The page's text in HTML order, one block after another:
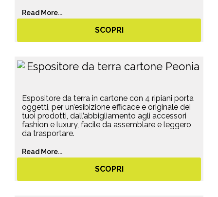
Read More...
SCOPRI
Espositore da terra in cartone con 4 ripiani porta
oggetti, per un’esibizione efficace e originale dei
tuoi prodotti, dall’abbigliamento agli accessori
fashion e luxury, facile da assemblare e leggero
da trasportare.
Read More...
SCOPRI